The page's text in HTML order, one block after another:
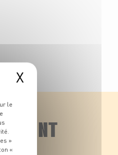
X
le
»
«